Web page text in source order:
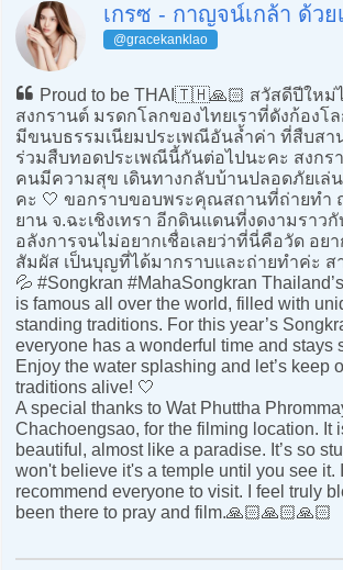
เกรซ - กาญจน์เกล้า ด้วย
@gracekanklao
Proud to be THAI🇹🇭🙏🏻 สวัสดีปีให
สงกรานต์ มรดกโลกของไทยเราที่ดังก้องโ
มีขนบธรรมเนียมประเพณีอันล้ำค่า ที่สืบส
ร่วมสืบทอดประเพณีนี้กันต่อไปนะคะ สงกร
คนมีความสุข เดินทางกลับบ้านปลอดภัยเล่
คะ 🤍 ขอกราบขอบพระคุณสถานที่ถ่ายทำ
ยาน จ.ฉะเชิงเทรา อีกดินแดนที่งดงามราว
อลังการจนไม่อยากเชื่อเลยว่าที่นี่คือวัด อย
สัมผัส เป็นบุญที่ได้มากราบและถ่ายทำค่ะ ส
💦 #Songkran #MahaSongkran
is famous all over the world, filled with
standing traditions. For this year’s
everyone has a wonderful time and stays
Enjoy the water splashing and let’s keep
traditions alive! 🤍
A special thanks to Wat Phuttha
Chachoengsao, for the filming location. It
beautiful, almost like a paradise. It’s so
won't believe it's a temple until you see it.
recommend everyone to visit. I feel truly
been there to pray and film.🙏🏻🙏🏻🙏🏻